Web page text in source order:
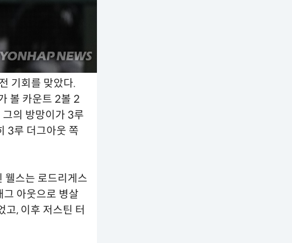
기회를 맞았다.
볼 카운트 2볼 2
의 방망이가 3루
3루 더그아웃 쪽
웰스는 로드리게스
아웃으로 병살
, 이후 저스틴 터